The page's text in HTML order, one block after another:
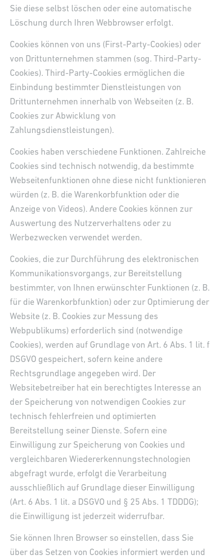
Sie diese selbst löschen oder eine automatische
Löschung durch Ihren Webbrowser erfolgt.
Cookies können von uns (First-Party-Cookies) oder
von Drittunternehmen stammen (sog. Third-Party-
Cookies). Third-Party-Cookies ermöglichen die
Einbindung bestimmter Dienstleistungen von
Drittunternehmen innerhalb von Webseiten (z. B.
Cookies zur Abwicklung von
Zahlungsdienstleistungen).
Cookies haben verschiedene Funktionen. Zahlreiche
Cookies sind technisch notwendig, da bestimmte
Webseitenfunktionen ohne diese nicht funktionieren
würden (z. B. die Warenkorbfunktion oder die
Anzeige von Videos). Andere Cookies können zur
Auswertung des Nutzerverhaltens oder zu
Werbezwecken verwendet werden.
Cookies, die zur Durchführung des elektronischen
Kommunikationsvorgangs, zur Bereitstellung
bestimmter, von Ihnen erwünschter Funktionen (z. B.
für die Warenkorbfunktion) oder zur Optimierung der
Website (z. B. Cookies zur Messung des
Webpublikums) erforderlich sind (notwendige
Cookies), werden auf Grundlage von Art. 6 Abs. 1 lit. f
DSGVO gespeichert, sofern keine andere
Rechtsgrundlage angegeben wird. Der
Websitebetreiber hat ein berechtigtes Interesse an
der Speicherung von notwendigen Cookies zur
technisch fehlerfreien und optimierten
Bereitstellung seiner Dienste. Sofern eine
Einwilligung zur Speicherung von Cookies und
vergleichbaren Wiedererkennungstechnologien
abgefragt wurde, erfolgt die Verarbeitung
ausschließlich auf Grundlage dieser Einwilligung
(Art. 6 Abs. 1 lit. a DSGVO und § 25 Abs. 1 TDDDG);
die Einwilligung ist jederzeit widerrufbar.
Sie können Ihren Browser so einstellen, dass Sie
über das Setzen von Cookies informiert werden und